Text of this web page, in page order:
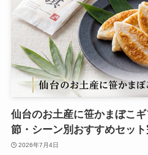
仙台のお土産に笹かまぼこ
節・シーン別おすすめセッ
2026年7月4日